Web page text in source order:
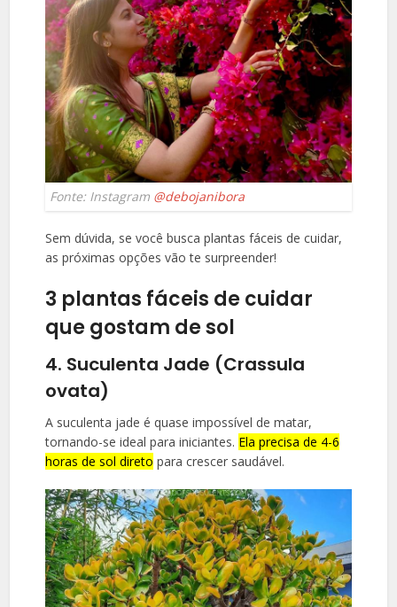
Fonte: Instagram @debojanibora
Sem dúvida, se você busca plantas fáceis de cuidar,
as próximas opções vão te surpreender!
3 plantas fáceis de cuidar
que gostam de sol
4. Suculenta Jade (Crassula
ovata)
A suculenta jade é quase impossível de matar,
tornando-se ideal para iniciantes. Ela precisa de 4-6
horas de sol direto para crescer saudável.